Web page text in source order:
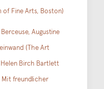
Fine Arts, Boston)
Augustine
(The Art
Birch Bartlett
freundlicher